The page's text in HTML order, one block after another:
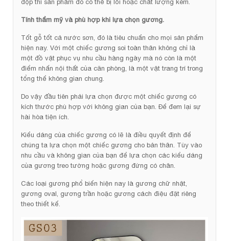
độp thì sản phẩm đó có thể bị lỗi hoặc chất lượng kém.
Tính thẩm mỹ và phù hợp khi lựa chọn gương.
Tốt gỗ tốt cả nước sơn, đó là tiêu chuẩn cho mọi sản phẩm
hiện nay. Với một chiếc gương soi toàn thân không chỉ là
một đồ vật phục vụ nhu cầu hàng ngày mà nó còn là một
điểm nhấn nội thất của căn phòng, là một vật trang trí trong
tổng thể không gian chung.
Do vậy đầu tiên phải lựa chọn được một chiếc gương có
kích thước phù hợp với không gian của bạn. Để đem lại sự
hài hòa tiện ích.
Kiểu dáng của chiếc gương có lẽ là điều quyết định để
chúng ta lựa chọn một chiếc gương cho bản thân. Tùy vào
nhu cầu và không gian của bạn để lựa chọn các kiểu dáng
của gương treo tường hoặc gương đứng có chân.
Các loại gương phổ biến hiện nay là gương chữ nhật,
gương oval, gương trần hoặc gương cách điệu đặt riêng
theo thiết kế.